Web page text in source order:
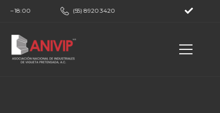
– 18:00 (55) 8920 3420